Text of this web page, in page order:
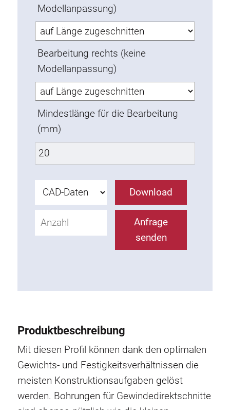
Rollenelemente
Kunststoffelemente
Kabelkanäle
Flächenelemente
Scharniere und Gelenke
Beschläge
Pneumatik Elemente
Dynamische Elemente
Eckelement
Hubsäulen
Rollbahnsystem
Modellanpassung)
Bearbeitung rechts (keine
Modellanpassung)
Mindestlänge für die Bearbeitung
(mm)
Download
Anfrage
senden
Produktbeschreibung
Mit diesen Profil können dank den optimalen
Gewichts- und Festigkeitsverhältnissen die
meisten Konstruktionsaufgaben gelöst
werden. Bohrungen für Gewindedirektschnitte